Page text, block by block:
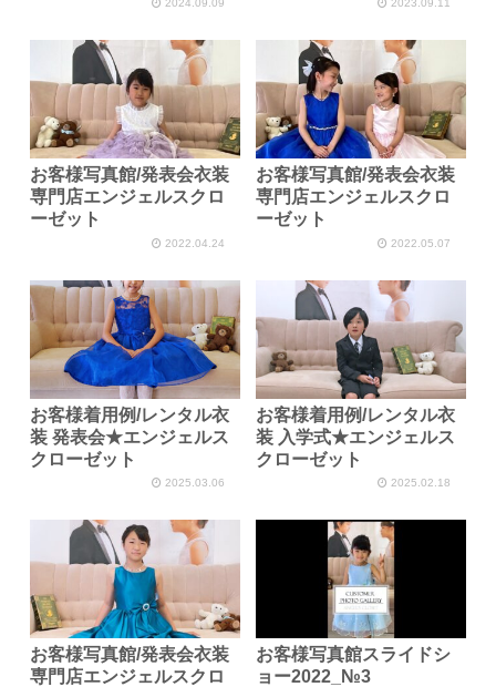
2024.09.09 2023.09.11
お客様写真館/発表会衣装
専門店エンジェルスクロ
ーゼット
2022.04.24
お客様写真館/発表会衣装
専門店エンジェルスクロ
ーゼット
2022.05.07
お客様着用例/レンタル衣
装 発表会★エンジェルス
クローゼット
2025.03.06
お客様着用例/レンタル衣
装 入学式★エンジェルス
クローゼット
2025.02.18
お客様写真館/発表会衣装
専門店エンジェルスクロ
お客様写真館スライドシ
ョー2022_№3